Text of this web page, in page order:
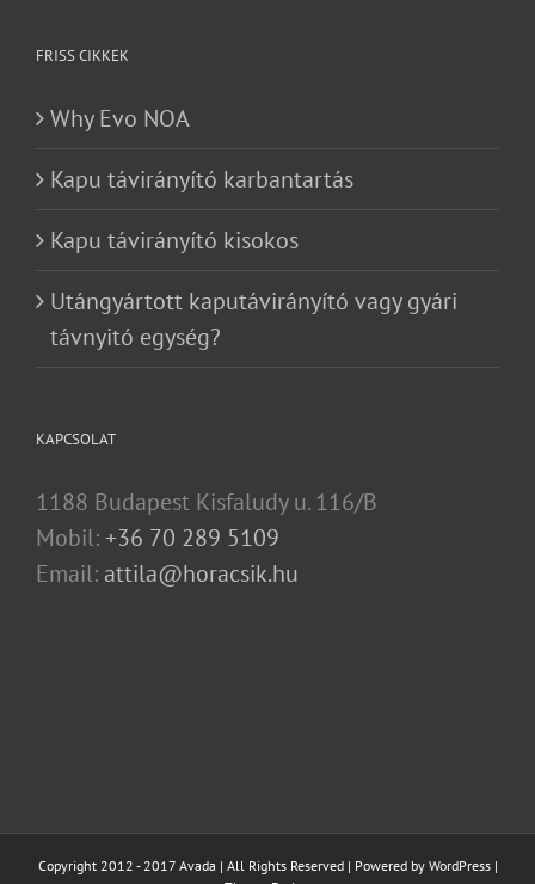
FRISS CIKKEK
Why Evo NOA
Kapu távirányító karbantartás
Kapu távirányító kisokos
Utángyártott kaputávirányító vagy gyári
távnyitó egység?
KAPCSOLAT
1188 Budapest Kisfaludy u. 116/B
Mobil:+36 70 289 5109
Email: attila@horacsik.hu
Copyright 2012 - 2017 Avada | All Rights Reserved | Powered by WordPress|